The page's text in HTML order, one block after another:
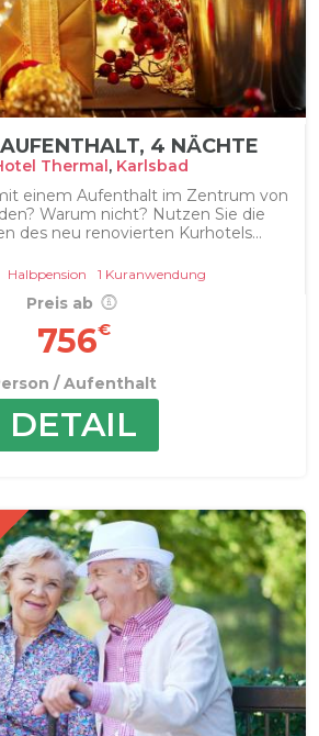
4 NÄCHTE
Thermal, Karlsbad
einem Aufenthalt im Zentrum von
Warum nicht? Nutzen Sie die
des neu renovierten Kurhotels...
Halbpension 1 Kuranwendung
Preis ab
756€
/ Aufenthalt
DETAIL